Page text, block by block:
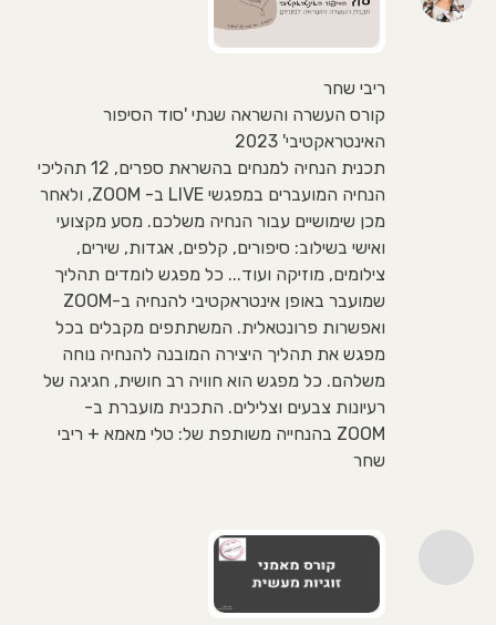
ריבי שחר
קורס העשרה והשראה שנתי 'סוד הסיפור
האינטראקטיבי' 2023
תכנית הנחיה למנחים בהשראת ספרים, 12 תהליכי
הנחיה המועברים במפגשי LIVE ב- ZOOM, ולאחר
מכן שימושיים עבור הנחיה משלכם. מסע מקצועי
ואישי בשילוב: סיפורים, קלפים, אגדות, שירים,
צילומים, מוזיקה ועוד... כל מפגש לומדים תהליך
שמועבר באופן אינטראקטיבי להנחיה ב-ZOOM
ואפשרות פרונטאלית. המשתתפים מקבלים בכל
מפגש את תהליך היצירה המובנה להנחיה נוחה
משלהם. כל מפגש הוא חוויה רב חושית, חגיגה של
רעיונות צבעים וצלילים. התכנית מועברת ב-
ZOOM בהנחייה משותפת של: טלי מאמא + ריבי
שחר